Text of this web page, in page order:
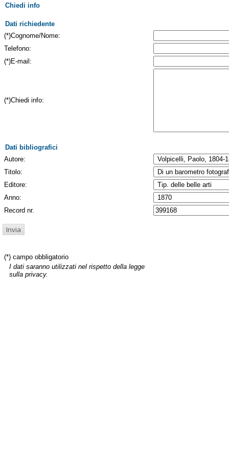
Chiedi info
Dati richiedente
(*)Cognome/Nome:
Telefono:
(*)E-mail:
(*)Chiedi info:
Dati bibliografici
Autore:
Titolo:
Editore:
Anno:
Record nr.
(*) campo obbligatorio
I dati saranno utilizzati nel rispetto della legge
sulla privacy.